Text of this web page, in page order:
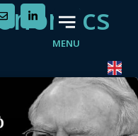
MENU